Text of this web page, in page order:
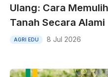
Ulang: Cara
Tanah Secara Alami
AGRI EDU 8 Jul 2026